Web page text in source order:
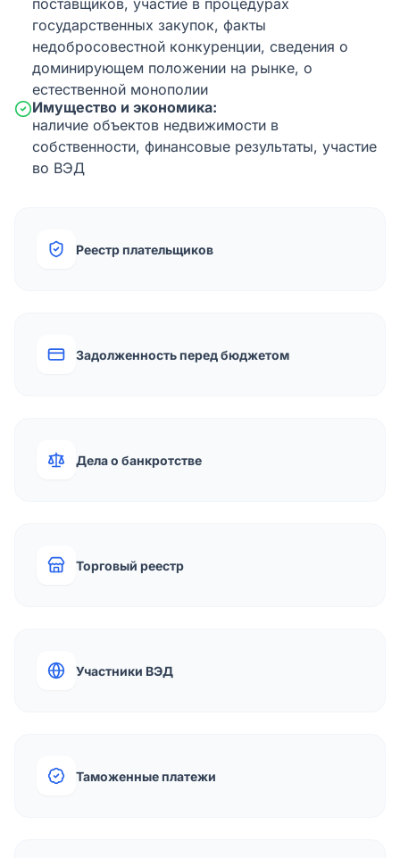
поставщиков, участие в процедурах
государственных закупок, факты
недобросовестной конкуренции, сведения о
доминирующем положении на рынке, о
естественной монополии
Имущество и экономика:
наличие объектов недвижимости в
собственности, финансовые результаты, участие
во ВЭД
Реестр плательщиков
Задолженность перед бюджетом
Дела о банкротстве
Торговый реестр
Участники ВЭД
Таможенные платежи